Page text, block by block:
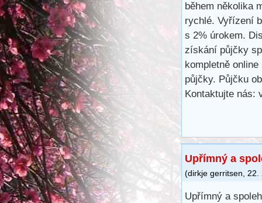
během několika
rychlé. Vyřízení
s 2% úrokem.
získání půjčky
kompletně
půjčky. Půjčku
Kontaktujte nás:
Upřímný a
(dirkje gerritsen 22.
Upřímný a